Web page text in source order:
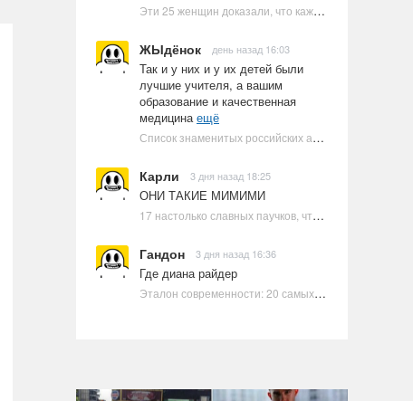
Эти 25 женщин доказали, что каждое тело имеет право быть в бикини
ЖЫдёнок день назад 16:03
Так и у них и у их детей были
лучшие учителя, а вашим
образование и качественная
медицинаещё
Список знаменитых российских артистов-евреев | Ультрамарин
Карли 3 дня назад 18:25
ОНИ ТАКИЕ МИМИМИ
17 настолько славных паучков, что даже у арахнофобов появится желание их погладить
Гандон 3 дня назад 16:36
Где диана райдер
Эталон современности: 20 самых красивых и привлекательных актрис Голливуда, по мнению Google | Ультрамарин